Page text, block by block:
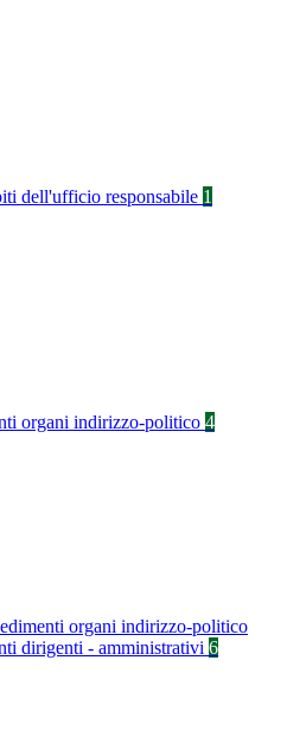
dell'ufficio responsabile 1
organi indirizzo-politico 4
organi indirizzo-politico
dirigenti - amministrativi 6